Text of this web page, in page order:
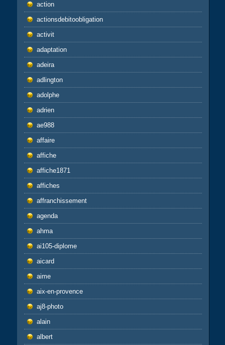
action
actionsdebitoobligation
activit
adaptation
adeira
adlington
adolphe
adrien
ae988
affaire
affiche
affiche1871
affiches
affranchissement
agenda
ahma
ai105-diplome
aicard
aime
aix-en-provence
aj8-photo
alain
albert